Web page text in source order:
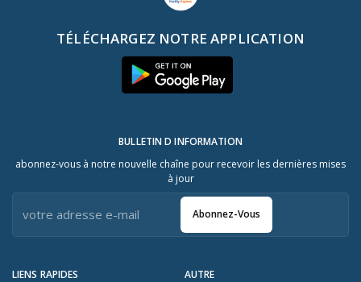
TÉLÉCHARGEZ NOTRE APPLICATION
LIENS RAPIDES AUTRE
BULLETIN D INFORMATION
abonnez-vous à notre nouvelle chaîne pour recevoir les dernières mises
à jour
Abonnez-Vous